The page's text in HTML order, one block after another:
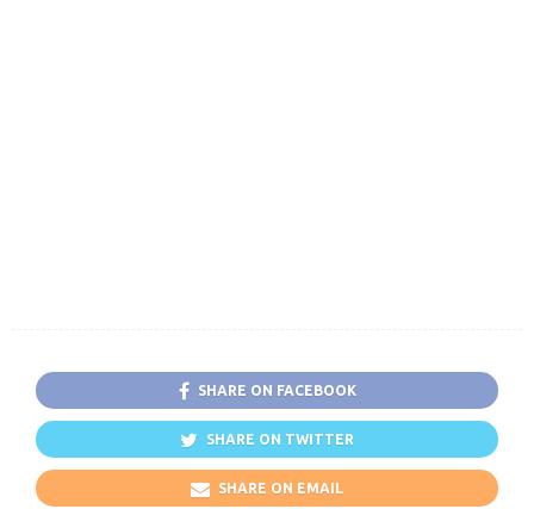
SHARE ON FACEBOOK
SHARE ON TWITTER
SHARE ON EMAIL